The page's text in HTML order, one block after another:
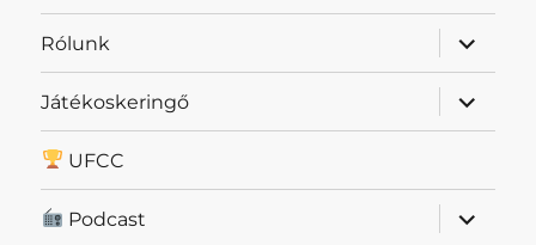
Rólunk
almenü
Játékoskeringő
almenü
UFCC
Podcast
almenü